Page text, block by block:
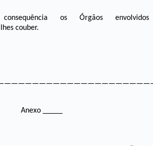
os Órgãos envolvidos
couber.
Anexo _____